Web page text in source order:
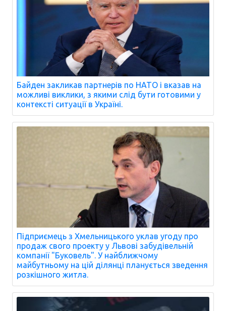
Байден закликав партнерів по НАТО і вказав на
можливі виклики, з якими слід бути готовими у
контексті ситуації в Україні.
Підприємець з Хмельницького уклав угоду про
продаж свого проекту у Львові забудівельній
компанії "Буковель". У найближчому
майбутньому на цій ділянці планується зведення
розкішного житла.